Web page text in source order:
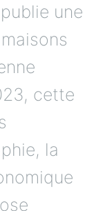
une
cette
la